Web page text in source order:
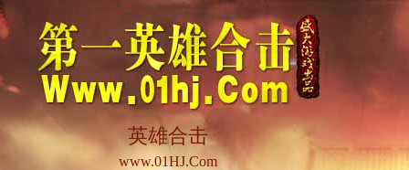
英雄合击
www.01HJ.Com